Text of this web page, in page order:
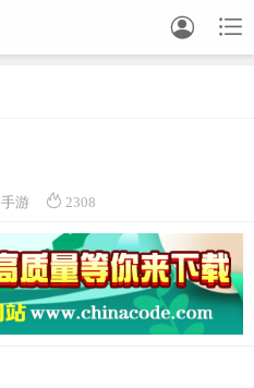


手游  2308